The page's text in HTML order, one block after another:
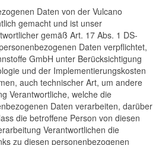
Daten von der Vulcano
gemacht und ist unser
gemäß Art. 17 Abs. 1 DS-
Daten verpflichtet,
GmbH unter Berücksichtigung
und der Implementierungskosten
auch technischer Art, um andere
Verantwortliche, welche die
Daten verarbeiten, darüber
die betroffene Person von diesen
Verantwortlichen die
zu diesen personenbezogenen